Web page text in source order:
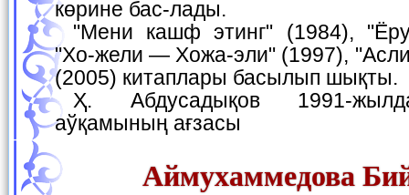
көрине бас-лады.
"Мени кашф этинг" (1984), "Ёруғлик истаги"(1990),
"Хо-жели — Хожа-эли" (1997),
(2005) китаплары басылып шықты.
Ҳ. Абдусадықов 1991-жылдан Жазыўшылар
аўқамының ағзасы
Аймухаммедова